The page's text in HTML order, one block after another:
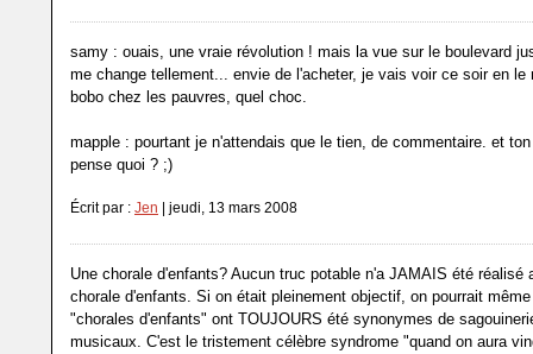
samy : ouais, une vraie révolution ! mais la vue sur le boulevard
me change tellement... envie de l'acheter, je vais voir ce soir en le
bobo chez les pauvres, quel choc.
mapple : pourtant je n'attendais que le tien, de commentaire. et
pense quoi ? ;)
Écrit par : Jen | jeudi, 13 mars 2008
Une chorale d'enfants? Aucun truc potable n'a JAMAIS été réalisé
chorale d'enfants. Si on était pleinement objectif, on pourrait
"chorales d'enfants" ont TOUJOURS été synonymes de
musicaux. C'est le tristement célèbre syndrome "quand on aura